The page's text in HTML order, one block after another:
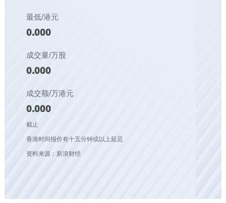
最低/港元
0.000
成交量/万股
0.000
成交额/万港元
0.000
截止
香港时间报价有十五分钟或以上延迟
资料来源：新浪财经